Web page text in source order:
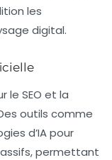
les
digital.
le SEO et la
outils comme
d’IA pour
permettant